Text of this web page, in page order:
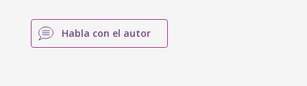
Habla con el autor